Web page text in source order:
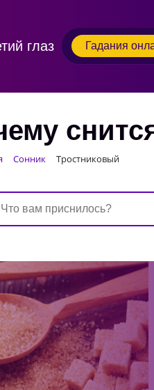
Гадания
Сонник Тростниковый